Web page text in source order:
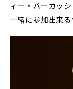
ィー・パーカッ
一緒に参加出来